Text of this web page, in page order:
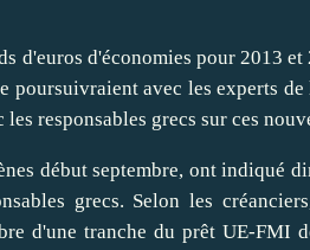
d'euros d'économies pour 2013
poursuivraient avec les experts
responsables grecs sur ces
début septembre, ont indiqué
grecs. Selon les
d'une tranche du prêt UE-FMI